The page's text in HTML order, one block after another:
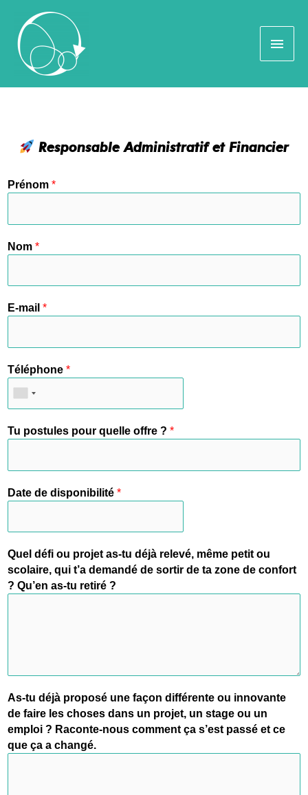
Responsable Administratif et Financier
Prénom *
Nom *
E-mail *
Téléphone *
Tu postules pour quelle offre ? *
Date de disponibilité *
Quel défi ou projet as-tu déjà relevé, même petit ou
scolaire, qui t’a demandé de sortir de ta zone de confort
? Qu’en as-tu retiré ?
As-tu déjà proposé une façon différente ou innovante
de faire les choses dans un projet, un stage ou un
emploi ? Raconte-nous comment ça s’est passé et ce
que ça a changé.